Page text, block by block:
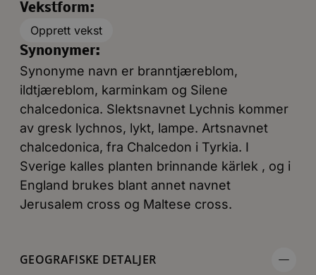
Vekstform:
Opprett vekst
Synonymer:
Synonyme navn er branntjæreblom,
ildtjæreblom, karminkam og Silene
chalcedonica. Slektsnavnet Lychnis kommer
av gresk lychnos, lykt, lampe. Artsnavnet
chalcedonica, fra Chalcedon i Tyrkia. I
Sverige kalles planten brinnande kärlek , og i
England brukes blant annet navnet
Jerusalem cross og Maltese cross.
GEOGRAFISKE DETALJER